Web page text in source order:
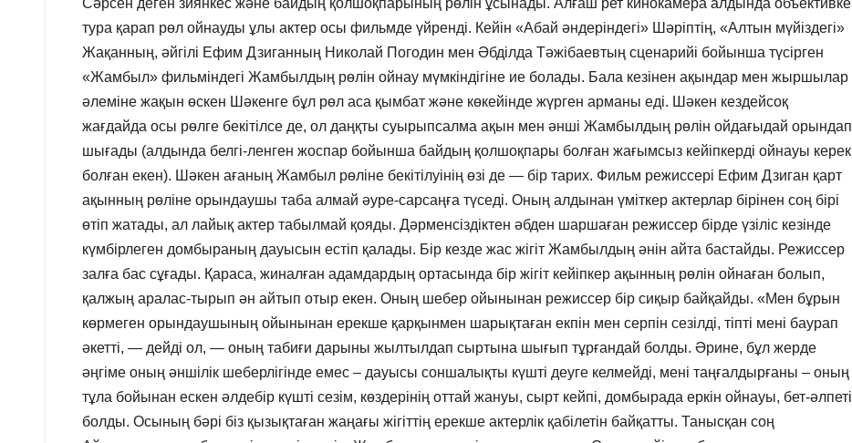
Сәрсен деген зиянкес және байдың қолшоқпарының рөлін ұсынады. Алғаш рет кинокамера алдында объективке
тура қарап рөл ойнауды ұлы актер осы фильмде үйренді. Кейін «Абай әндеріндегі» Шәріптің, «Алтын мүйіздегі»
Жақанның, әйгілі Ефим Дзиганның Николай Погодин мен Әбділда Тәжібаевтың сценарийі бойынша түсірген
«Жамбыл» фильміндегі Жамбылдың рөлін ойнау мүмкіндігіне ие болады. Бала кезінен ақындар мен жыршылар
әлеміне жақын өскен Шәкенге бұл рөл аса қымбат және көкейінде жүрген арманы еді. Шәкен кездейсоқ
жағдайда осы рөлге бекітілсе де, ол даңқты суырыпсалма ақын мен әнші Жамбылдың рөлін ойдағыдай орындап
шығады (алдында белгі-ленген жоспар бойынша байдың қолшоқпары болған жағымсыз кейіпкерді ойнауы керек
болған екен). Шәкен ағаның Жамбыл рөліне бекітілуінің өзі де — бір тарих. Фильм режиссері Ефим Дзиган қарт
ақынның рөліне орындаушы таба алмай әуре-сарсаңға түседі. Оның алдынан үміткер актерлар бірінен соң бірі
өтіп жатады, ал лайық актeр табылмай қояды. Дәрменсіздіктен әбден шаршаған режиссер бірде үзіліс кезінде
күмбірлеген домбыраның дауысын естіп қалады. Бір кезде жас жігіт Жамбылдың әнін айта бастайды. Режиссер
залға бас сұғады. Қараса, жиналған адамдардың ортасында бір жігіт кейіпкер ақынның рөлін ойнаған болып,
қалжың аралас-тырып ән айтып отыр екен. Оның шeбeр ойынынан режиссер бір сиқыр байқайды. «Мен бұрын
көрмеген орындаушының ойынынан ерекше қарқынмен шарықтаған екпін мен серпін сезілді, тіпті мені баурап
әкетті, — дейді ол, — оның табиғи дарыны жылтылдап сыртына шығып тұрғандай болды. Әрине, бұл жерде
әңгіме оның әншілік шеберлігінде емес – дауысы соншалықты күшті деуге келмейді, мені таңғалдырғаны – оның
тұла бойынан ескен әлдебір күшті сезім, көздерінің оттай жануы, сырт кейпі, домбырада еркін ойнауы, бет-әлпеті
болды. Осының бәрі біз қызықтаған жаңағы жігіттің ерекше актерлік қабілетін байқатты. Танысқан соң